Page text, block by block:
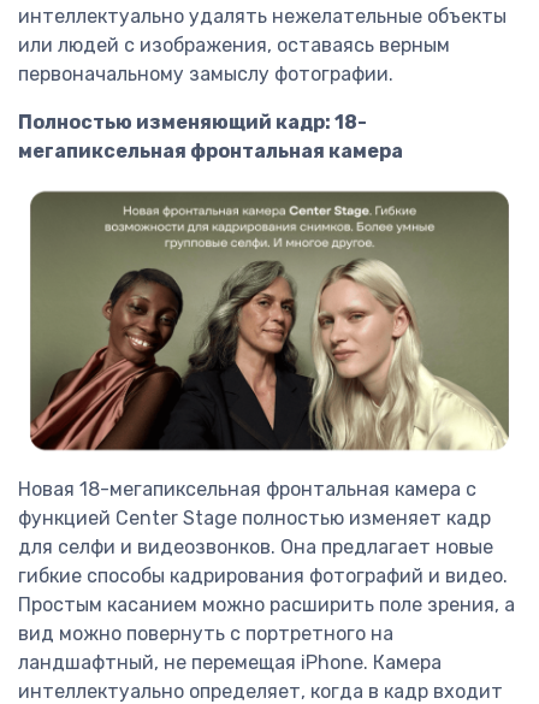
интеллектуально удалять нежелательные объекты
или людей с изображения, оставаясь верным
первоначальному замыслу фотографии.
Полностью изменяющий кадр: 18-
мегапиксельная фронтальная камера
Новая 18-мегапиксельная фронтальная камера с
функцией Center Stage полностью изменяет кадр
для селфи и видеозвонков. Она предлагает новые
гибкие способы кадрирования фотографий и видео.
Простым касанием можно расширить поле зрения, а
вид можно повернуть с портретного на
ландшафтный, не перемещая iPhone. Камера
интеллектуально определяет, когда в кадр входит